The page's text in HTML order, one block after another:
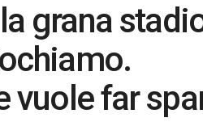
grana
vuole far